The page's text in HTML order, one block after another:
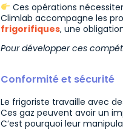
Ces opérations
Climlab accompagne les
frigorifiques, une
Pour développer ces
Conformité et sécurité
Le frigoriste travaille avec
Ces gaz peuvent avoir un
C’est pourquoi leur